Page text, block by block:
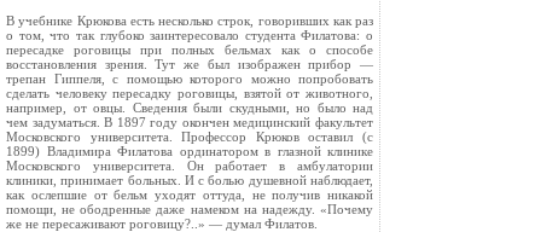
В учебнике Крюкова есть несколько строк, говоривших как раз
о том, что так глубоко заинтересовало студента Филатова: о
пересадке роговицы при полных бельмах как о способе
восстановления зрения. Тут же был изображен прибор —
трепан Гиппеля, с помощью которого можно попробовать
сделать человеку пересадку роговицы, взятой от животного,
например, от овцы. Сведения были скудными, но было над
чем задуматься. В 1897 году окончен медицинский факультет
Московского университета. Профессор Крюков оставил (с
1899) Владимира Филатова ординатором в глазной клинике
Московского университета. Он работает в амбулатории
клиники, принимает больных. И с болью душевной наблюдает,
как ослепшие от бельм уходят оттуда, не получив никакой
помощи, не ободренные даже намеком на надежду. «Почему
же не пересаживают роговицу?..» — думал Филатов.